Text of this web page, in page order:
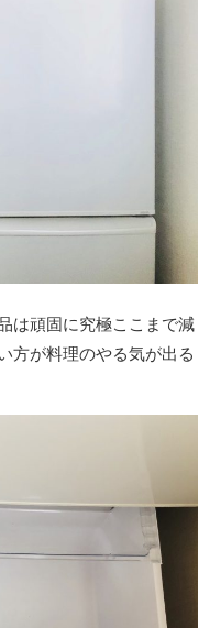
は頑固に究極ここまで減
方が料理のやる気が出る